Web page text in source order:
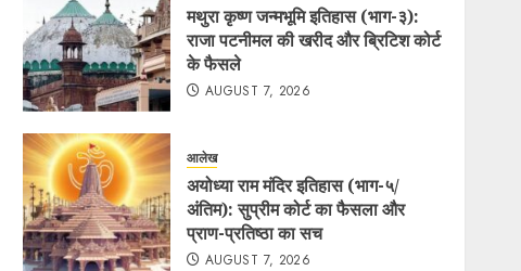
मथुरा कृष्ण जन्मभूमि इतिहास (भाग-३):
राजा पटनीमल की खरीद और ब्रिटिश कोर्ट
के फैसले
AUGUST 7, 2026
आलेख
अयोध्या राम मंदिर इतिहास (भाग-५/
अंतिम): सुप्रीम कोर्ट का फैसला और
प्राण-प्रतिष्ठा का सच
AUGUST 7, 2026